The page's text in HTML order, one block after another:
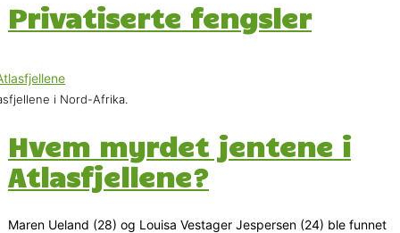
Privatiserte fengsler
i Nord-Afrika.
Hvem myrdet jentene i
Atlasfjellene?
Maren Ueland (28) og Louisa Vestager Jespersen (24) ble funnet